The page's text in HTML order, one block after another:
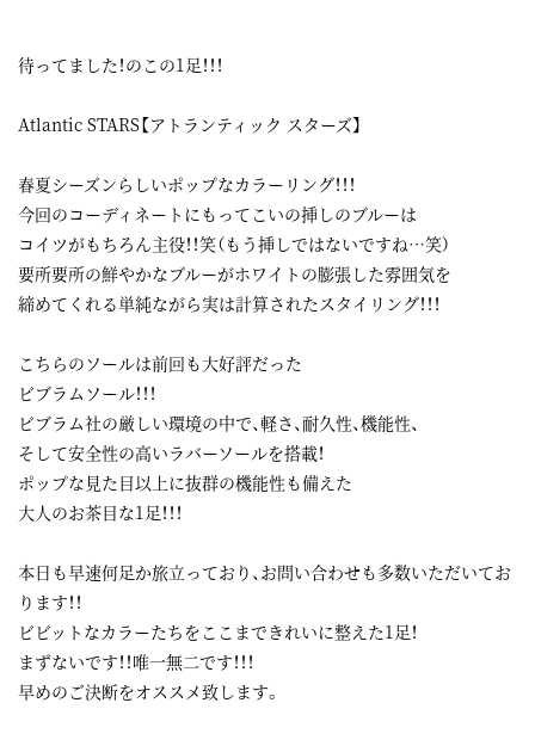
待ってました！のこの1足！！！
Atlantic STARS【アトランティック スターズ】
春夏シーズンらしいポップなカラーリング！！！
今回のコーディネートにもってこいの挿しのブルーは
コイツがもちろん主役！！笑（もう挿しではないですね…笑）
要所要所の鮮やかなブルーがホワイトの膨張した雰囲気を
締めてくれる単純ながら実は計算されたスタイリング！！！
こちらのソールは前回も大好評だった
ビブラムソール！！！
ビブラム社の厳しい環境の中で、軽さ、耐久性、機能性、
そして安全性の高いラバーソールを搭載！
ポップな見た目以上に抜群の機能性も備えた
大人のお茶目な1足！！！
本日も早速何足か旅立っており、お問い合わせも多数いただいてお
ります！！
ビビットなカラーたちをここまできれいに整えた1足！
まずないです！！唯一無二です！！！
早めのご決断をオススメ致します。